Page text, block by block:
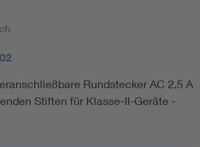
Rundstecker AC 2,5 A
Stiften für Klasse-II-Geräte -